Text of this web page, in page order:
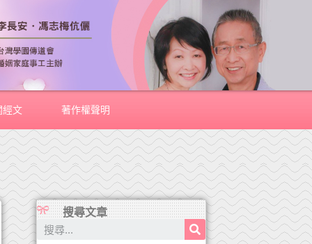
經文 著作權聲明
搜尋文章